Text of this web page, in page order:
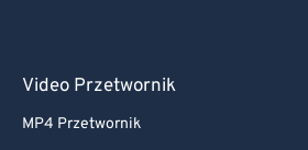
Video Przetwornik
MP4 Przetwornik